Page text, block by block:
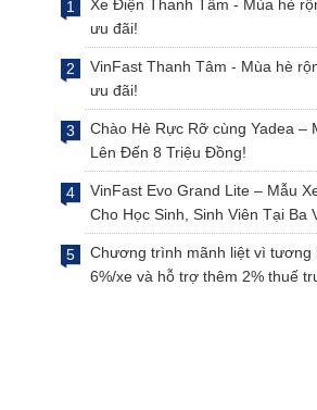
Xe Điện Thanh Tâm - Mùa hè
ưu đãi!
VinFast Thanh Tâm - Mùa hè
ưu đãi!
Chào Hè Rực Rỡ cùng Yadea –
Lên Đến 8 Triệu Đồng!
VinFast Evo Grand Lite – Mẫu
Cho Học Sinh, Sinh Viên Tại Ba
Chương trình mãnh liệt vì
6%/xe và hỗ trợ thêm 2% thuế